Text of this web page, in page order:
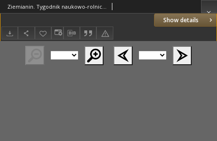
Show details
Ziemianin. Tygodnik naukowo-rolniczy i ekonomiczny; organ Centralnego Towarzystwa Gospodarczego w Wielkim Księstwe Poznańskim 1918.11.17 R.69 Nr46